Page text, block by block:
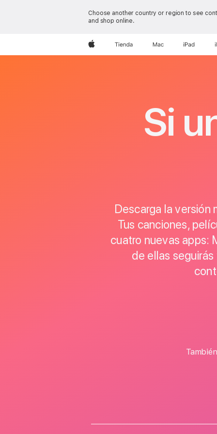
Choose another country or region to see
and shop online.
AppleTienda Mac iPad
Si
Descarga la versión
Tus canciones,
cuatro nuevas apps:
de ellas